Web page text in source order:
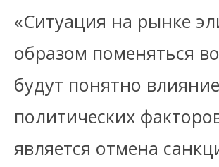
«Ситуация на рынке
образом поменяться
будут понятно
политических
является отмена